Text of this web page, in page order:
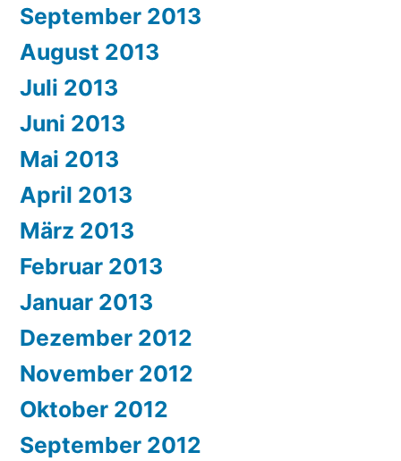
September 2013
August 2013
Juli 2013
Juni 2013
Mai 2013
April 2013
März 2013
Februar 2013
Januar 2013
Dezember 2012
November 2012
Oktober 2012
September 2012